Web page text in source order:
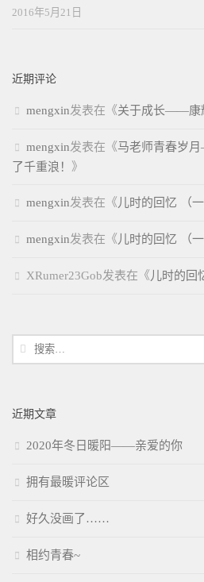
2016年5月21日
近期评论
mengxin发表在《关于成长——康
mengxin发表在《马老师青春岁
了千重浪！ 》
mengxin发表在《 儿时的回忆 （一
mengxin发表在《 儿时的回忆 （一
XRumer23Gob发表在《 儿时的回
搜
索：
近期文章
2020年冬日暖阳——亲爱的你
拥有最暖评论区
好久没画了……
相约青春~